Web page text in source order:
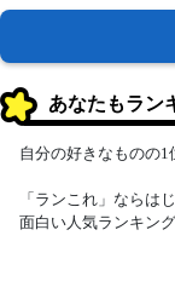
あなたもラン
自分の好きなものの1
「ランこれ」ならは
面白い人気ランキン